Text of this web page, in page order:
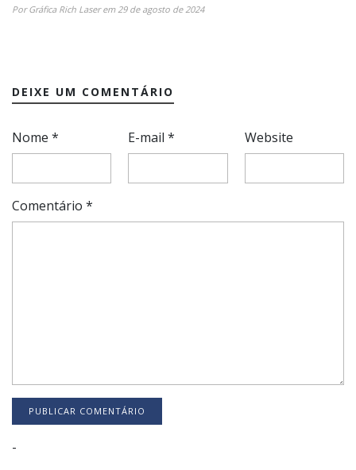
Por Gráfica Rich Laser em 29 de agosto de 2024
DEIXE UM COMENTÁRIO
Nome * E-mail* Website
Comentário *
-